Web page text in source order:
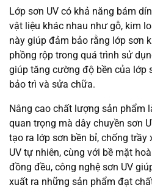
Lớp sơn UV có khả năng bám
vật liệu khác nhau như gỗ, kim
này giúp đảm bảo rằng lớp sơn
phồng rộp trong quá trình sử
giúp tăng cường độ bền của lớp
bảo trì và sửa chữa.
Nâng cao chất lượng sản phẩm
quan trọng mà dây chuyền sơn
tạo ra lớp sơn bền bỉ, chống trầy
UV tự nhiên, cùng với bề mặt
đồng đều, công nghệ sơn UV
xuất ra những sản phẩm đạt